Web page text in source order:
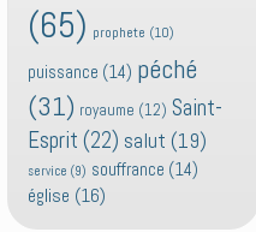
(65) prophete (10)
puissance (14) péché
(31) royaume (12) Saint-
Esprit (22) salut (19)
service (9) souffrance (14)
église (16)